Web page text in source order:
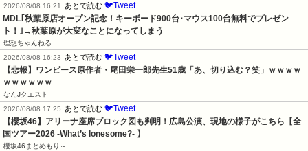
2026/08/08 16:21
あとで読む 🐦Tweet
MDL｢秋葉原店オープン記念！キーボード900台･マウス100台無料でプレゼン
ト！｣→秋葉原が大変なことになってしまう
理想ちゃんねる
2026/08/08 16:23
あとで読む 🐦Tweet
【悲報】ワンピース原作者・尾田栄一郎先生51歳「あ、切り込む？笑」ｗｗｗｗ
ｗｗｗｗｗｗ
なんJクエスト
2026/08/08 17:25
あとで読む 🐦Tweet
【櫻坂46】アリーナ座席ブロック図も判明！広島公演、現地の様子がこちら【全
国ツアー2026 -What’s lonesome?- 】
櫻坂46まとめもり～